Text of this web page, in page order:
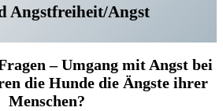
Angstfreiheit/Angst
– Umgang mit Angst bei
die Hunde die Ängste ihrer
Menschen?